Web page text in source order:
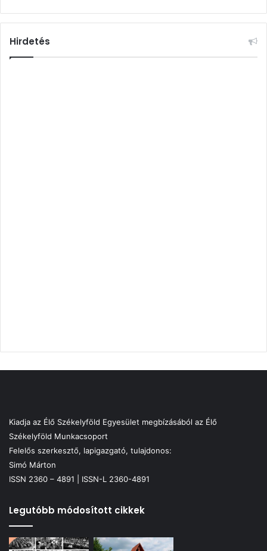
Hirdetés
Kiadja az Élő Székelyföld Egyesület megbízásából az Élő
Székelyföld Munkacsoport
Felelős szerkesztő, lapigazgató, tulajdonos:
Simó Márton
ISSN 2360 – 4891 | ISSN-L 2360-4891
Legutóbb módosított cikkek